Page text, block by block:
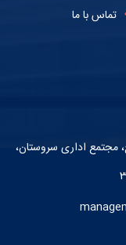
تماس با ما
مجتمع اداری سروستان،